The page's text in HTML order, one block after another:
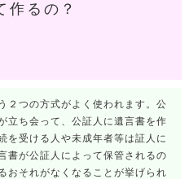
作るの？
２つの方式がよく使われます。公
立ち会って、公証人に遺言書を作
を受ける人や未成年者等は証人に
書が公証人によって保管されるの
おそれがなくなることが挙げられ